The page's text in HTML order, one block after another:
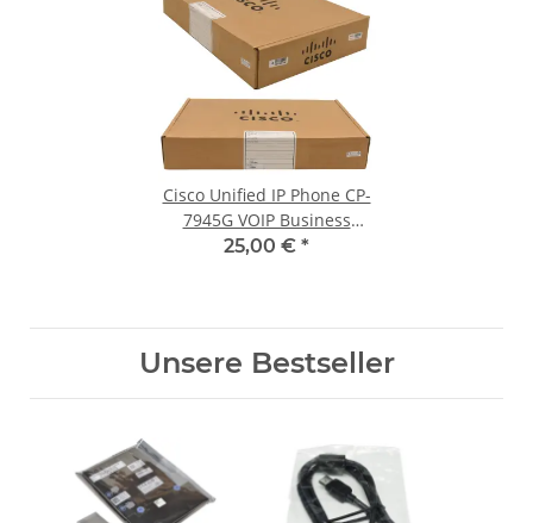
Cisco Unified IP Phone CP-
7945G VOIP Business
Telefon neu new OVP
25,00 € *
Unsere Bestseller